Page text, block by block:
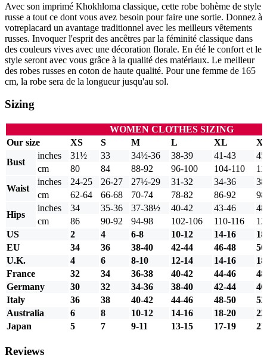
Avec son imprimé Khokhloma classique, cette robe bohème de style
russe a tout ce dont vous avez besoin pour faire une sortie. Donnez à
votreplacard un avantage traditionnel avec les meilleurs vêtements
russes. Invoquer l'esprit des ancêtres par la féminité classique dans
des couleurs vives avec une décoration florale. En été le confort et le
style seront avec vous grâce à la qualité des matériaux. Le meilleur
des robes russes en coton de haute qualité. Pour une femme de 165
cm, la robe sera de la longueur jusqu'au sol.
Sizing
WOMEN CLOTHES SIZING
Our size
XS S M L XL
Bust
inches 31½ 33 34½-36 38-39 41-43
cm
80 84 88-92 96-100 104-110
Waist
inches 24-25 26-27 27½-29 31-32 34-36
cm
62-64 66-68 70-74 78-82 86-92
Hips
inches 34 35-36 37-38½ 40-42 43-46
cm
86 90-92 94-98 102-106 110-116
US
2 4 6-8 10-12 14-16
EU
34 36 38-40 42-44 46-48
U.K.
4 6 8-10 12-14 14-16
France
32 34 36-38 40-42 44-46
Germany
30 32 34-36 38-40 42-44
Italy
36 38 40-42 44-46 48-50
Australia
6 8 10-12 14-16 18-20
Japan
5 7 9-11 13-15 17-19
Reviews